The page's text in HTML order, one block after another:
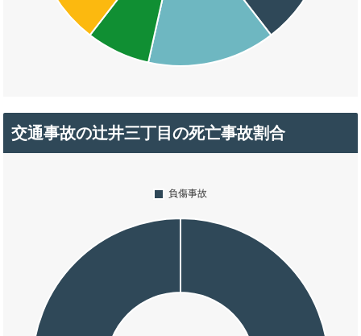
交通事故の辻井三丁目の死亡事故割合